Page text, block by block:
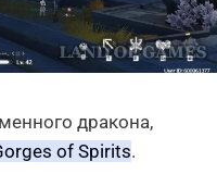
дракона,
of Spirits.